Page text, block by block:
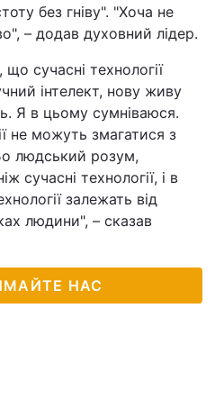
без гніву". "Хоча не
– додав духовний лідер.
сучасні технології
інтелект, нову живу
Я в цьому сумніваюся.
не можуть змагатися з
людський розум,
сучасні технології, і в
залежать від
людини", – сказав
НАС